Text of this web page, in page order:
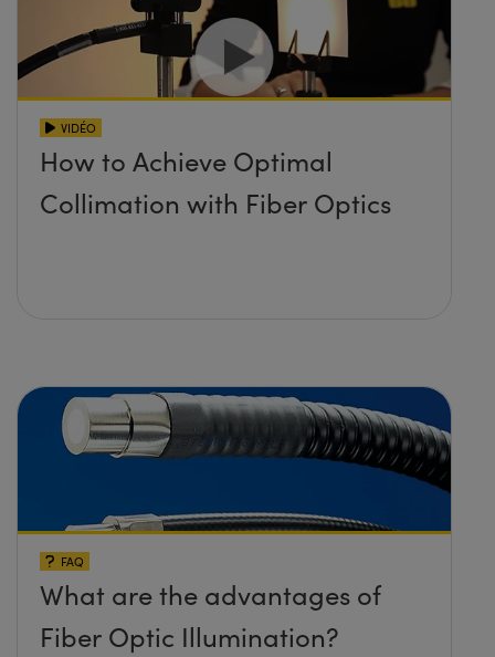
VIDÉO
How to Achieve Optimal
Collimation with Fiber Optics
FAQ
What are the advantages of
Fiber Optic Illumination?